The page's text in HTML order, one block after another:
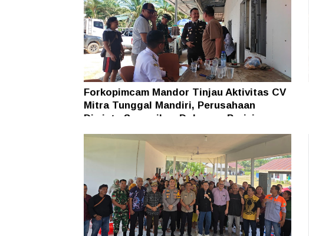
Forkopimcam Mandor Tinjau Aktivitas CV
Mitra Tunggal Mandiri, Perusahaan
Diminta Sampaikan Dokumen Perizinan